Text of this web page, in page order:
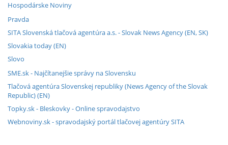
Hospodárske Noviny
Pravda
SITA Slovenská tlačová agentúra a.s. - Slovak News Agency (EN, SK)
Slovakia today (EN)
Slovo
SME.sk - Najčítanejšie správy na Slovensku
Tlačová agentúra Slovenskej republiky (News Agency of the Slovak
Republic) (EN)
Topky.sk - Bleskovky - Online spravodajstvo
Webnoviny.sk - spravodajský portál tlačovej agentúry SITA